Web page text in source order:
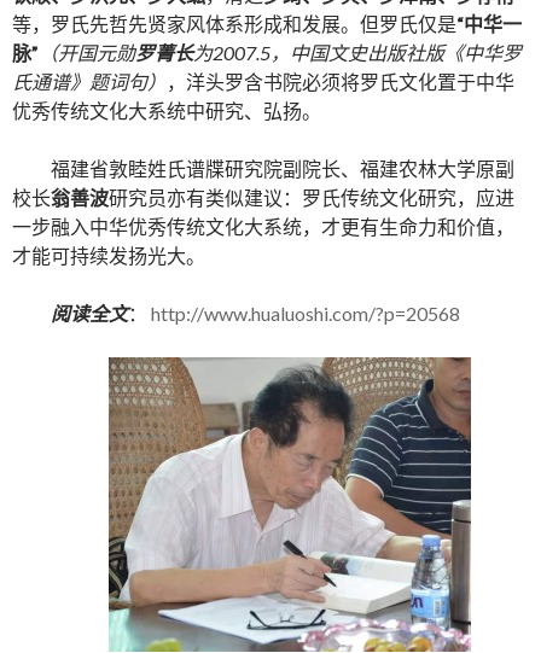
等，罗氏先哲先贤家风体系形成和发展。但罗氏仅是“中华一
脉” （开国元勋罗菁长为2007.5，中国文史出版社版《中华罗
氏通谱》题词句） ，洋头罗含书院必须将罗氏文化置于中华
优秀传统文化大系统中研究、弘扬。
福建省敦睦姓氏谱牒研究院副院长、福建农林大学原副
校长翁善波研究员亦有类似建议：罗氏传统文化研究，应进
一步融入中华优秀传统文化大系统，才更有生命力和价值，
才能可持续发扬光大。
阅读全文： http://www.hualuoshi.com/?p=20568